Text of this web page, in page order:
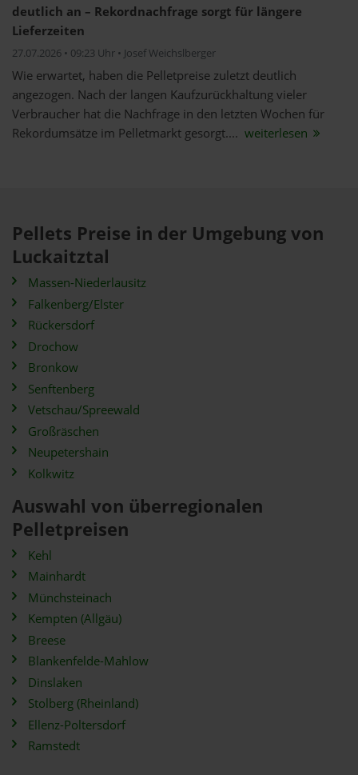
deutlich an – Rekordnachfrage sorgt für längere
Lieferzeiten
27.07.2026 • 09:23 Uhr • Josef Weichslberger
Wie erwartet, haben die Pelletpreise zuletzt deutlich
angezogen. Nach der langen Kaufzurückhaltung vieler
Verbraucher hat die Nachfrage in den letzten Wochen für
Rekordumsätze im Pelletmarkt gesorgt.... weiterlesen
Pellets Preise in der Umgebung von
Luckaitztal
Massen-Niederlausitz
Falkenberg/Elster
Rückersdorf
Drochow
Bronkow
Senftenberg
Vetschau/Spreewald
Großräschen
Neupetershain
Kolkwitz
Auswahl von überregionalen
Pelletpreisen
Kehl
Mainhardt
Münchsteinach
Kempten (Allgäu)
Breese
Blankenfelde-Mahlow
Dinslaken
Stolberg (Rheinland)
Ellenz-Poltersdorf
Ramstedt